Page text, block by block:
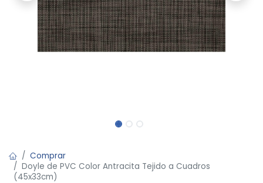
Comprar
Doyle de PVC Color Antracita Tejido a Cuadros
(45x33cm)